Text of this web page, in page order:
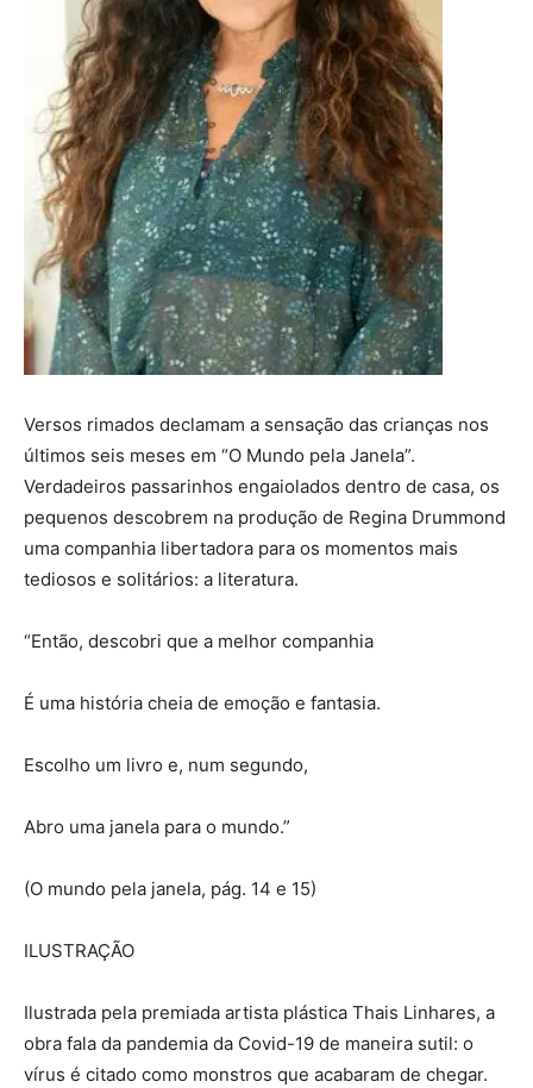
Versos rimados declamam a sensação das crianças nos
últimos seis meses em “O Mundo pela Janela”.
Verdadeiros passarinhos engaiolados dentro de casa, os
pequenos descobrem na produção de Regina Drummond
uma companhia libertadora para os momentos mais
tediosos e solitários: a literatura.
“Então, descobri que a melhor companhia
É uma história cheia de emoção e fantasia.
Escolho um livro e, num segundo,
Abro uma janela para o mundo.”
(O mundo pela janela, pág. 14 e 15)
ILUSTRAÇÃO
Ilustrada pela premiada artista plástica Thais Linhares, a
obra fala da pandemia da Covid-19 de maneira sutil: o
vírus é citado como monstros que acabaram de chegar.